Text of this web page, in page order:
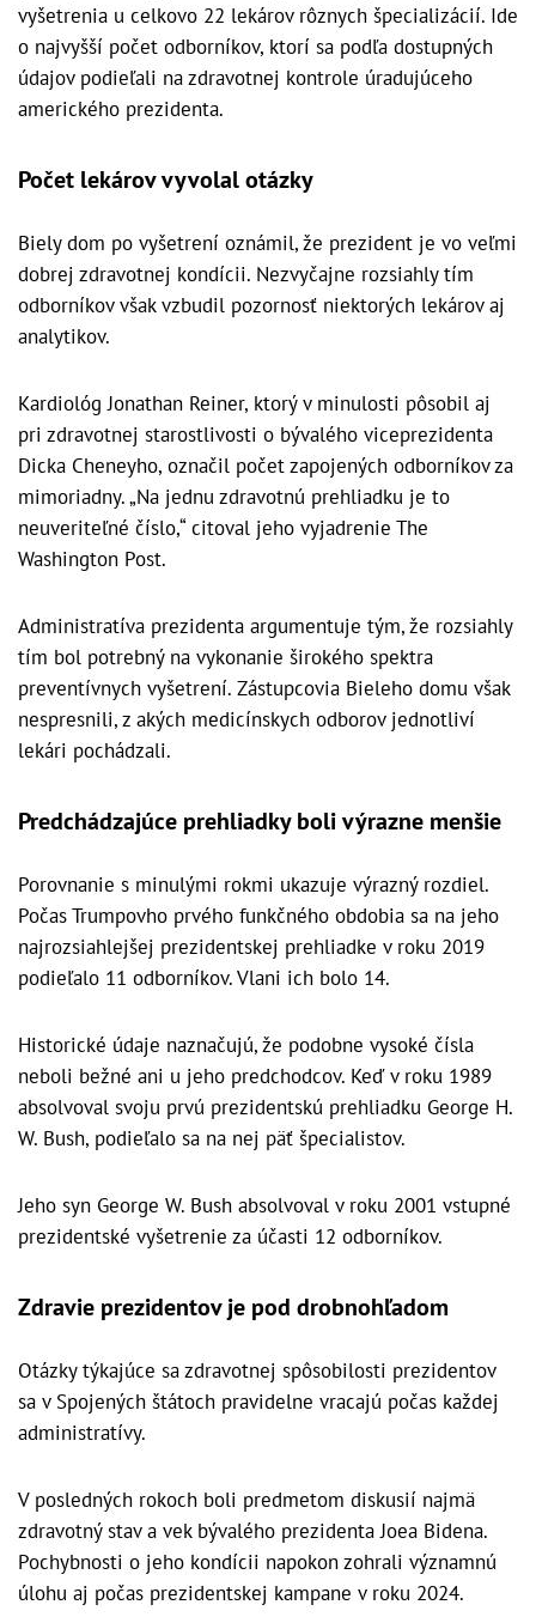
vyšetrenia u celkovo 22 lekárov rôznych špecializácií. Ide
o najvyšší počet odborníkov, ktorí sa podľa dostupných
údajov podieľali na zdravotnej kontrole úradujúceho
amerického prezidenta.
Počet lekárov vyvolal otázky
Biely dom po vyšetrení oznámil, že prezident je vo veľmi
dobrej zdravotnej kondícii. Nezvyčajne rozsiahly tím
odborníkov však vzbudil pozornosť niektorých lekárov aj
analytikov.
Kardiológ Jonathan Reiner, ktorý v minulosti pôsobil aj
pri zdravotnej starostlivosti o bývalého viceprezidenta
Dicka Cheneyho, označil počet zapojených odborníkov za
mimoriadny. „Na jednu zdravotnú prehliadku je to
neuveriteľné číslo,“ citoval jeho vyjadrenie The
Washington Post.
Administratíva prezidenta argumentuje tým, že rozsiahly
tím bol potrebný na vykonanie širokého spektra
preventívnych vyšetrení. Zástupcovia Bieleho domu však
nespresnili, z akých medicínskych odborov jednotliví
lekári pochádzali.
Predchádzajúce prehliadky boli výrazne menšie
Porovnanie s minulými rokmi ukazuje výrazný rozdiel.
Počas Trumpovho prvého funkčného obdobia sa na jeho
najrozsiahlejšej prezidentskej prehliadke v roku 2019
podieľalo 11 odborníkov. Vlani ich bolo 14.
Historické údaje naznačujú, že podobne vysoké čísla
neboli bežné ani u jeho predchodcov. Keď v roku 1989
absolvoval svoju prvú prezidentskú prehliadku George H.
W. Bush, podieľalo sa na nej päť špecialistov.
Jeho syn George W. Bush absolvoval v roku 2001 vstupné
prezidentské vyšetrenie za účasti 12 odborníkov.
Zdravie prezidentov je pod drobnohľadom
Otázky týkajúce sa zdravotnej spôsobilosti prezidentov
sa v Spojených štátoch pravidelne vracajú počas každej
administratívy.
V posledných rokoch boli predmetom diskusií najmä
zdravotný stav a vek bývalého prezidenta Joea Bidena.
Pochybnosti o jeho kondícii napokon zohrali významnú
úlohu aj počas prezidentskej kampane v roku 2024.